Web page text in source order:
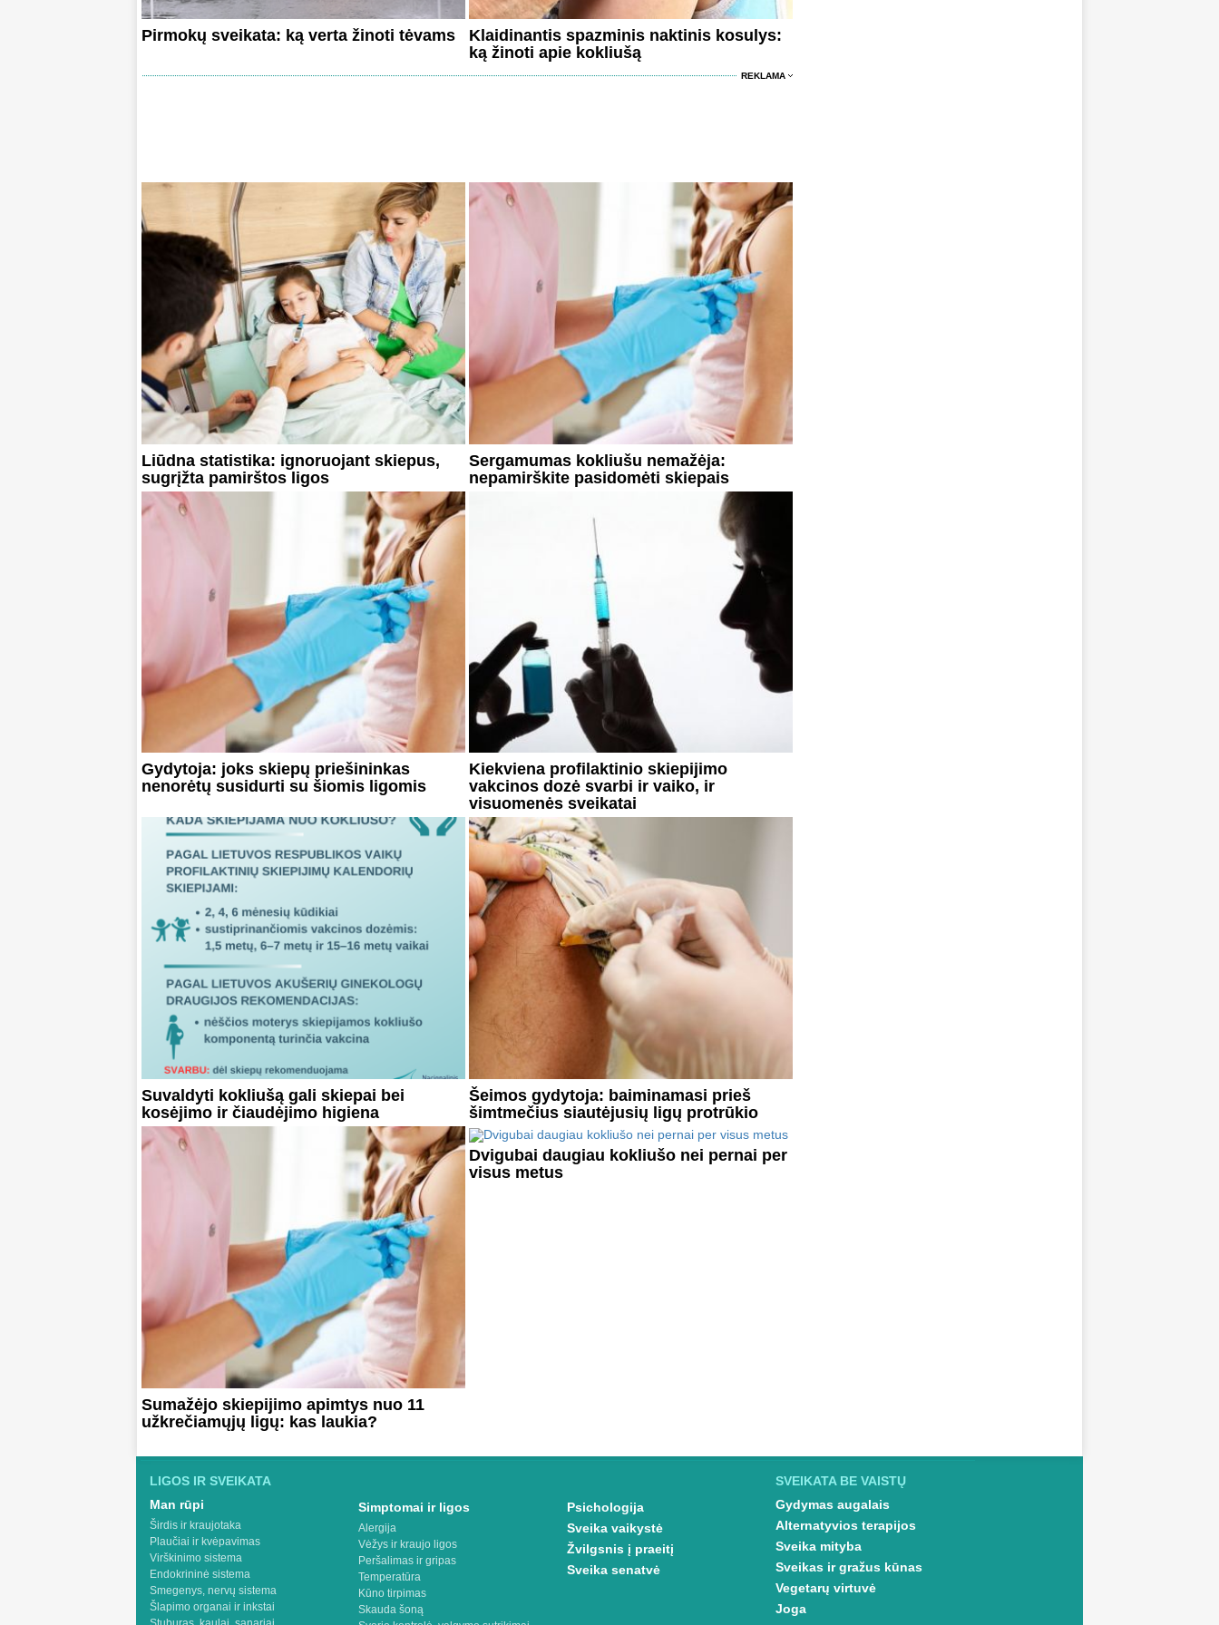
Pirmokų sveikata: ką verta žinoti tėvams
Klaidinantis spazminis naktinis kosulys:
ką žinoti apie kokliušą
REKLAMA
Liūdna statistika: ignoruojant skiepus,
sugrįžta pamirštos ligos
Sergamumas kokliušu nemažėja:
nepamirškite pasidomėti skiepais
Gydytoja: joks skiepų priešininkas
nenorėtų susidurti su šiomis ligomis
Kiekviena profilaktinio skiepijimo
vakcinos dozė svarbi ir vaiko, ir
visuomenės sveikatai
Suvaldyti kokliušą gali skiepai bei
kosėjimo ir čiaudėjimo higiena
Šeimos gydytoja: baiminamasi prieš
šimtmečius siautėjusių ligų protrūkio
Sumažėjo skiepijimo apimtys nuo 11
užkrečiamųjų ligų: kas laukia?
Dvigubai daugiau kokliušo nei pernai per
visus metus
LIGOS IR SVEIKATA
Man rūpi
Širdis ir kraujotaka
Plaučiai ir kvėpavimas
Virškinimo sistema
Endokrininė sistema
Smegenys, nervų sistema
Šlapimo organai ir inkstai
Simptomai ir ligos
Alergija
Vėžys ir kraujo ligos
Peršalimas ir gripas
Temperatūra
Kūno tirpimas
Skauda šoną
Psichologija
Sveika vaikystė
Žvilgsnis į praeitį
Sveika senatvė
SVEIKATA BE VAISTŲ
Gydymas augalais
Alternatyvios terapijos
Sveika mityba
Sveikas ir gražus kūnas
Vegetarų virtuvė
Joga